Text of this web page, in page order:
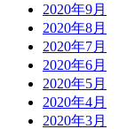
2020年9月
2020年8月
2020年7月
2020年6月
2020年5月
2020年4月
2020年3月